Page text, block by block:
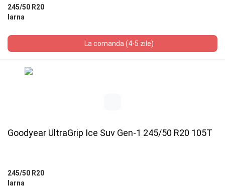
245/50 R20
Iarna
La comanda (4-5 zile)
Goodyear UltraGrip Ice Suv Gen-1 245/50 R20 105T
245/50 R20
Iarna